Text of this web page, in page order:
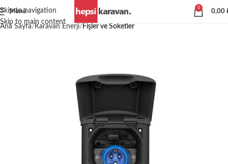
Skip to navigation
Skip to main content
Menü
0
0,00
Ana Sayfa Karavan Enerji Fişler ve Soketler